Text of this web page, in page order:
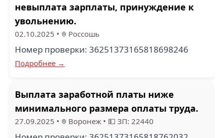
невыплата зарплаты, принуждение к
увольнению.
02.10.2025 • Россошь
Номер проверки: 36251373165818698246
Подробнее →
Выплата заработной платы ниже
минимального размера оплаты труда.
27.09.2025 • Воронеж • 💵 ЗП: 22440